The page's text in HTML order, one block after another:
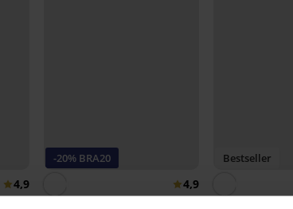
4,9
-20% BRA20
4,9
Bestseller